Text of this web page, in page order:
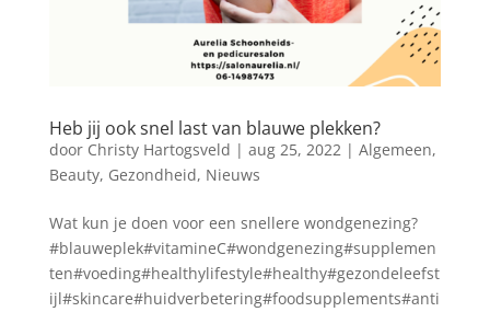
Heb jij ook snel last van blauwe plekken?
door Christy Hartogsveld | aug 25, 2022| Algemeen,
Beauty, Gezondheid, Nieuws
Wat kun je doen voor een snellere wondgenezing?
#blauweplek#vitamineC#wondgenezing#supplemen
ten#voeding#healthylifestyle#healthy#gezondeleefst
ijl#skincare#huidverbetering#foodsupplements#anti